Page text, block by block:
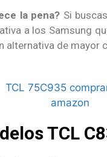
la pena? Si
a los Samsung
alternativa de mayor
TCL